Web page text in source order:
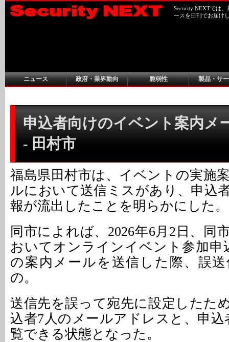
Security NEXTでは
ースを日刊でお届け
ニュース 政府・業界動向 脆弱性 製品・サ
申込者向けのイベント案内メ
- 田村市
福島県田村市は、イベントの実施
ルにおいて送信ミスがあり、申込
報が流出したことを明らかにした。
同市によれば、2026年6月2日、同
おいてオンラインイベント参加申
の案内メールを送信した際、誤
の。
送信先を誤って宛先に設定したた
込者7人のメールアドレスと、申込
覧できる状態となった。